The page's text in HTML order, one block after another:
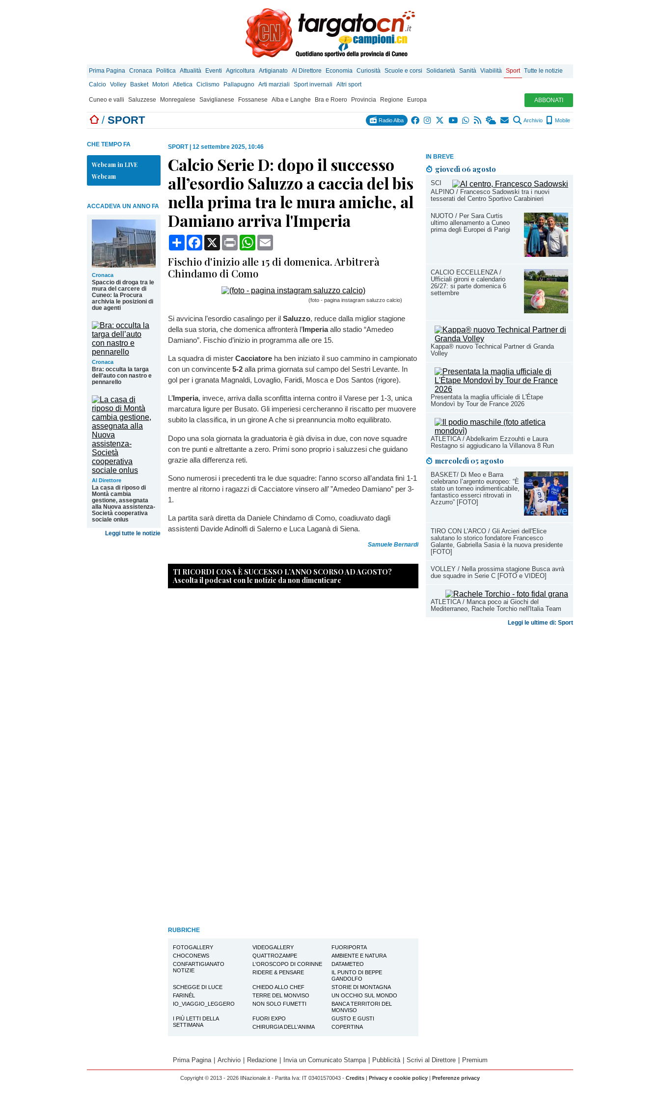
Prima Pagina Cronaca Politica Attualità Eventi Agricoltura Artigianato Al Direttore Economia Curiosità Scuole e corsi Solidarietà Sanità Viabilità Sport Tutte le notizie
Calcio Volley Basket Motori Atletica Ciclismo Pallapugno Arti marziali Sport invernali Altri sport
Cuneo e valli Saluzzese Monregalese Saviglianese Fossanese Alba e Langhe Bra e Roero Provincia Regione Europa ABBONATI
/ SPORT Radio Alba Archivio Mobile
IN BREVE
giovedì 06 agosto
SCI
ALPINO / Francesco Sadowski tra i nuovi
tesserati del Centro Sportivo Carabinieri
NUOTO / Per Sara Curtis
ultimo allenamento a Cuneo
prima degli Europei di Parigi
CALCIO ECCELLENZA /
Ufficiali gironi e calendario
26/27: si parte domenica 6
settembre
Kappa® nuovo Technical Partner di Granda
Volley
Presentata la maglia ufficiale di L'Étape
Mondovì by Tour de France 2026
ATLETICA / Abdelkarim Ezzouhti e Laura
Restagno si aggiudicano la Villanova 8 Run
mercoledì 05 agosto
BASKET/ Di Meo e Barra
celebrano l’argento europeo: “È
stato un torneo indimenticabile,
fantastico esserci ritrovati in
Azzurro” [FOTO]
TIRO CON L'ARCO / Gli Arcieri dell'Elice
salutano lo storico fondatore Francesco
Galante, Gabriella Sasia è la nuova presidente
[FOTO]
VOLLEY / Nella prossima stagione Busca avrà
due squadre in Serie C [FOTO e VIDEO]
ATLETICA / Manca poco ai Giochi del
Mediterraneo, Rachele Torchio nell'Italia Team
Leggi le ultime di: Sport
CHE TEMPO FA
Webcam in LIVE
Webcam
ACCADEVA UN ANNO FA
Cronaca
Spaccio di droga tra le
mura del carcere di
Cuneo: la Procura
archivia le posizioni di
due agenti
Cronaca
Bra: occulta la targa
dell’auto con nastro e
pennarello
Al Direttore
La casa di riposo di
Montà cambia
gestione, assegnata
alla Nuova assistenza-
Società cooperativa
sociale onlus
Leggi tutte le notizie
SPORT| 12 settembre 2025, 10:46
Calcio Serie D: dopo il successo
all’esordio Saluzzo a caccia del bis
nella prima tra le mura amiche, al
Damiano arriva l'Imperia
CondividiFacebook
X Print WhatsApp
Fischio d'inizio alle 15 di domenica. Arbitrerà
Chindamo di Como
(foto - pagina instagram saluzzo calcio)
Si avvicina l’esordio casalingo per il Saluzzo, reduce dalla miglior stagione
della sua storia, che domenica affronterà l’Imperiaallo stadio “Amedeo
Damiano”. Fischio d’inizio in programma alle ore 15.
La squadra di mister Cacciatore ha ben iniziato il suo cammino in campionato
con un convincente 5-2 alla prima giornata sul campo del Sestri Levante. In
gol per i granata Magnaldi, Lovaglio, Faridi, Mosca e Dos Santos (rigore).
L’Imperia, invece, arriva dalla sconfitta interna contro il Varese per 1-3, unica
marcatura ligure per Busato. Gli imperiesi cercheranno il riscatto per muovere
subito la classifica, in un girone A che si preannuncia molto equilibrato.
Dopo una sola giornata la graduatoria è già divisa in due, con nove squadre
con tre punti e altrettante a zero. Primi sono proprio i saluzzesi che guidano
grazie alla differenza reti.
Sono numerosi i precedenti tra le due squadre: l’anno scorso all’andata finì 1-1
mentre al ritorno i ragazzi di Cacciatore vinsero all’ ”Amedeo Damiano” per 3-
1.
La partita sarà diretta da Daniele Chindamo di Como, coadiuvato dagli
assistenti Davide Adinolfi di Salerno e Luca Laganà di Siena.
Samuele Bernardi
TI RICORDI COSA È SUCCESSO L’ANNO SCORSO AD AGOSTO?
Ascolta il podcast con le notizie da non dimenticare
RUBRICHE
FOTOGALLERY VIDEOGALLERY
FUORIPORTA
CHOCONEWS
QUATTROZAMPE
AMBIENTE E NATURA
CONFARTIGIANATO
NOTIZIE
L'OROSCOPO DI CORINNE
DATAMETEO
RIDERE & PENSARE
IL PUNTO DI BEPPE
GANDOLFO
SCHEGGE DI LUCE
CHIEDO ALLO CHEF
STORIE DI MONTAGNA
FARINÉL
TERRE DEL MONVISO
UN OCCHIO SUL MONDO
IO_VIAGGIO_LEGGERO
NON SOLO FUMETTI
BANCA TERRITORI DEL
MONVISO
I PIÙ LETTI DELLA
SETTIMANA
FUORI EXPO
GUSTO E GUSTI
CHIRURGIA DELL'ANIMA
COPERTINA
Prima Pagina Archivio Redazione Invia un Comunicato Stampa Pubblicità Scrivi al Direttore Premium
Copyright © 2013 - 2026 IlNazionale.it - Partita Iva: IT 03401570043 - Credits | Privacy e cookie policy | Preferenze privacy